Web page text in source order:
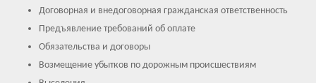
Договорная и внедоговорная гражданская ответственность
Предъявление требований об оплате
Обязательства и договоры
Возмещение убытков по дорожным происшествиям